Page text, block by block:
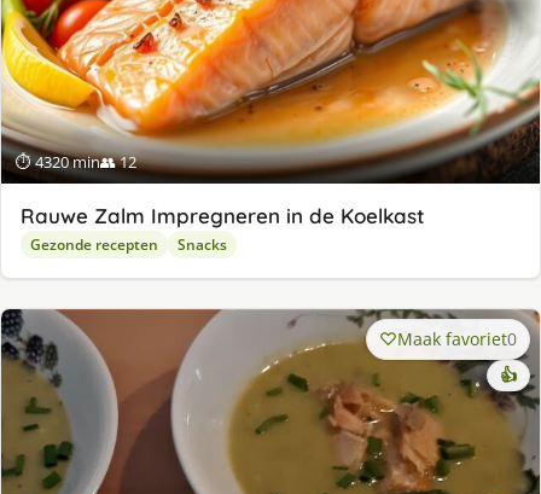
⏱ 4320 min👥 12
Rauwe Zalm Impregneren in de Koelkast
Gezonde recepten Snacks
Maak favoriet0
👍